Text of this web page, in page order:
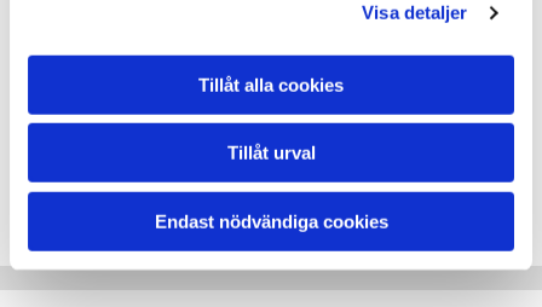
Visa detaljer
Tillåt alla cookies
Tillåt urval
Endast nödvändiga cookies
Solid Assistance
Solid Vägassistans
Mitsubishi Assistance
MAP VÄGASSISTANS